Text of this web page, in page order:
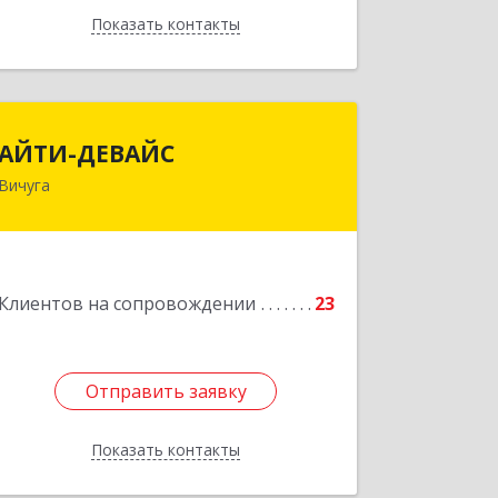
Показать контакты
Назад
ДЕВАЙС
Вичуга
Клиентов на сопровождении 23
Отправить заявку
Показать контакты
155334, Ивановская обл, г.о. Вичуга,
Подробнее
Отправить заявку
Назад